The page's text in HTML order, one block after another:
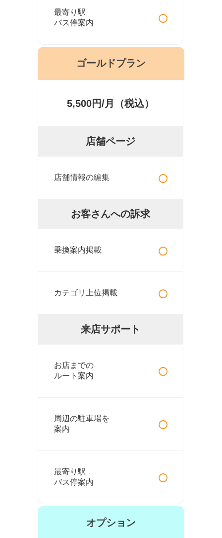
最寄り駅
バス停案内
○
ゴールドプラン
5,500円/月（税込）
店舗ページ
店舗情報の編集 ○
お客さんへの訴求
乗換案内掲載 ○
カテゴリ上位掲載 ○
来店サポート
お店までの
ルート案内
○
周辺の駐車場を
案内
○
最寄り駅
バス停案内
○
オプション